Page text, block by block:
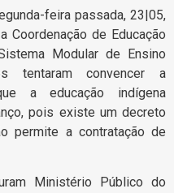
feira passada, 23|05,
Coordenação de Educação
Modular de Ensino
tentaram convencer a
a educação indígena
pois existe um decreto
permite a contratação de
Ministério Público do